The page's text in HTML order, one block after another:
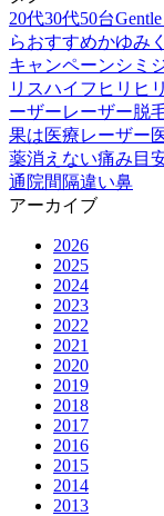
20代30代50台
らおすすめかゆみ
キャンペーンシミ
リスハイフ ヒリヒリ
ーザーレーザー脱
果は医療レーザー
薬消えない痛み 目
通院間隔違い鼻
アーカイブ
2026
2025
2024
2023
2022
2021
2020
2019
2018
2017
2016
2015
2014
2013